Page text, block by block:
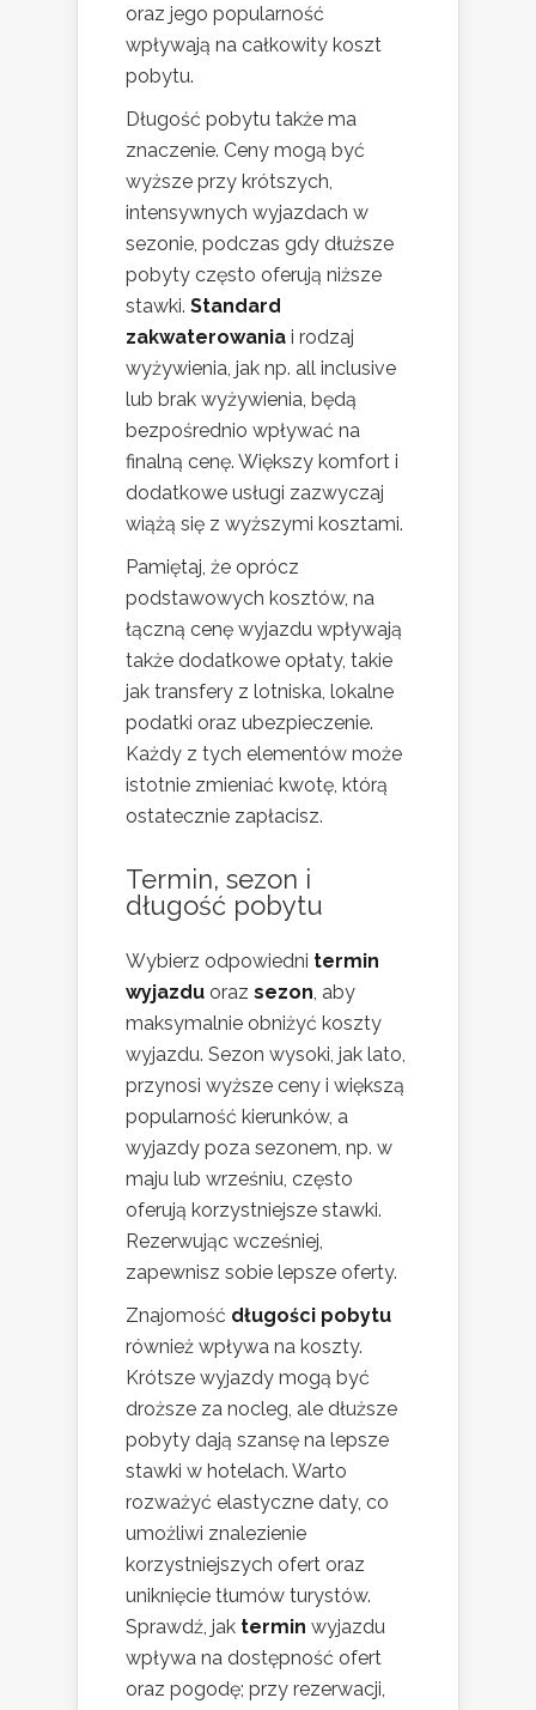
oraz jego popularność
wpływają na całkowity koszt
pobytu.
Długość pobytu także ma
znaczenie. Ceny mogą być
wyższe przy krótszych,
intensywnych wyjazdach w
sezonie, podczas gdy dłuższe
pobyty często oferują niższe
stawki. Standard
zakwaterowania i rodzaj
wyżywienia, jak np. all inclusive
lub brak wyżywienia, będą
bezpośrednio wpływać na
finalną cenę. Większy komfort i
dodatkowe usługi zazwyczaj
wiążą się z wyższymi kosztami.
Pamiętaj, że oprócz
podstawowych kosztów, na
łączną cenę wyjazdu wpływają
także dodatkowe opłaty, takie
jak transfery z lotniska, lokalne
podatki oraz ubezpieczenie.
Każdy z tych elementów może
istotnie zmieniać kwotę, którą
ostatecznie zapłacisz.
Termin, sezon i
długość pobytu
Wybierz odpowiedni termin
wyjazdu oraz sezon , aby
maksymalnie obniżyć koszty
wyjazdu. Sezon wysoki, jak lato,
przynosi wyższe ceny i większą
popularność kierunków, a
wyjazdy poza sezonem, np. w
maju lub wrześniu, często
oferują korzystniejsze stawki.
Rezerwując wcześniej,
zapewnisz sobie lepsze oferty.
Znajomość długości pobytu
również wpływa na koszty.
Krótsze wyjazdy mogą być
droższe za nocleg, ale dłuższe
pobyty dają szansę na lepsze
stawki w hotelach. Warto
rozważyć elastyczne daty, co
umożliwi znalezienie
korzystniejszych ofert oraz
uniknięcie tłumów turystów.
Sprawdź, jak termin wyjazdu
wpływa na dostępność ofert
oraz pogodę; przy rezerwacji,